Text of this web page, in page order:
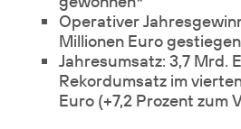
Operativer
Millionen Euro
Jahresumsatz: 3,7 Mrd.
Rekordumsatz im
Euro (+7,2 Prozent zum